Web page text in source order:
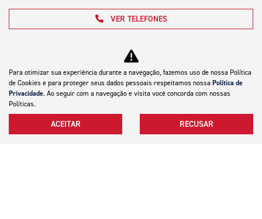
VER TELEFONES
Motocicletas
Para otimizar sua experiência durante a navegação, fazemos uso de nossa Política
de Cookies e para proteger seus dados pessoais respeitamos nossa Política de
Privacidade. Ao seguir com a navegação e visita você concorda com nossas
Políticas.
ACEITAR RECUSAR